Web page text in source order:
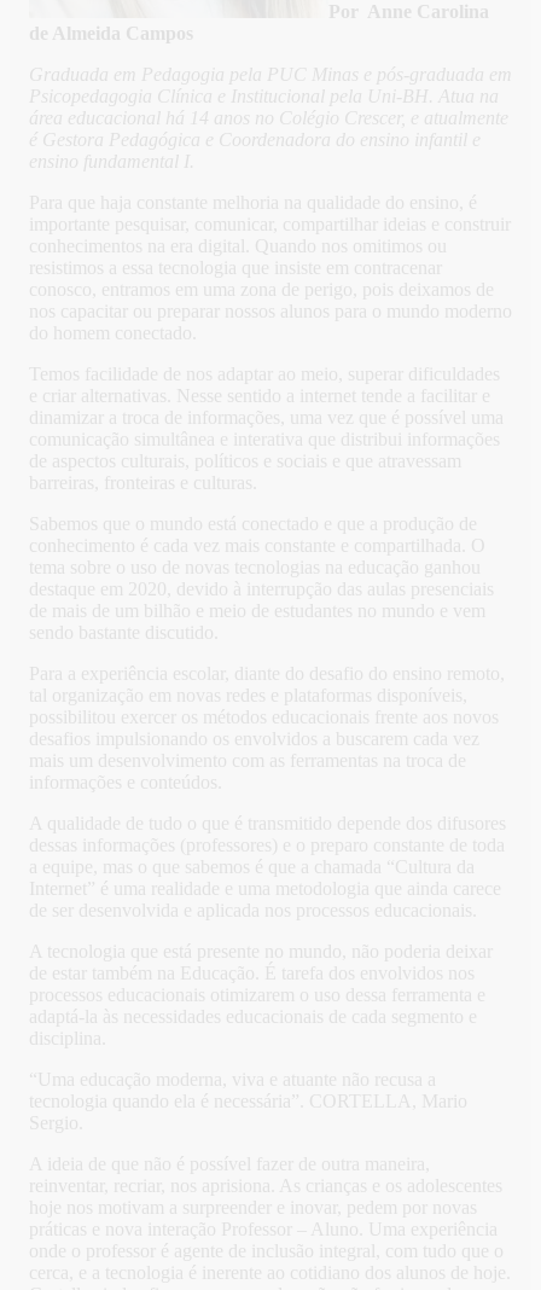
Por Anne Carolina
de Almeida Campos
Graduada em Pedagogia pela PUC Minas e pós-graduada em
Psicopedagogia Clínica e Institucional pela Uni-BH. Atua na
área educacional há 14 anos no Colégio Crescer, e atualmente
é Gestora Pedagógica e Coordenadora do ensino infantil e
ensino fundamental I.
Para que haja constante melhoria na qualidade do ensino, é
importante pesquisar, comunicar, compartilhar ideias e construir
conhecimentos na era digital. Quando nos omitimos ou
resistimos a essa tecnologia que insiste em contracenar
conosco, entramos em uma zona de perigo, pois deixamos de
nos capacitar ou preparar nossos alunos para o mundo moderno
do homem conectado.
Temos facilidade de nos adaptar ao meio, superar dificuldades
e criar alternativas. Nesse sentido a internet tende a facilitar e
dinamizar a troca de informações, uma vez que é possível uma
comunicação simultânea e interativa que distribui informações
de aspectos culturais, políticos e sociais e que atravessam
barreiras, fronteiras e culturas.
Sabemos que o mundo está conectado e que a produção de
conhecimento é cada vez mais constante e compartilhada. O
tema sobre o uso de novas tecnologias na educação ganhou
destaque em 2020, devido à interrupção das aulas presenciais
de mais de um bilhão e meio de estudantes no mundo e vem
sendo bastante discutido.
Para a experiência escolar, diante do desafio do ensino remoto,
tal organização em novas redes e plataformas disponíveis,
possibilitou exercer os métodos educacionais frente aos novos
desafios impulsionando os envolvidos a buscarem cada vez
mais um desenvolvimento com as ferramentas na troca de
informações e conteúdos.
A qualidade de tudo o que é transmitido depende dos difusores
dessas informações (professores) e o preparo constante de toda
a equipe, mas o que sabemos é que a chamada “Cultura da
Internet” é uma realidade e uma metodologia que ainda carece
de ser desenvolvida e aplicada nos processos educacionais.
A tecnologia que está presente no mundo, não poderia deixar
de estar também na Educação. É tarefa dos envolvidos nos
processos educacionais otimizarem o uso dessa ferramenta e
adaptá-la às necessidades educacionais de cada segmento e
disciplina.
“Uma educação moderna, viva e atuante não recusa a
tecnologia quando ela é necessária”. CORTELLA, Mario
Sergio.
A ideia de que não é possível fazer de outra maneira,
reinventar, recriar, nos aprisiona. As crianças e os adolescentes
hoje nos motivam a surpreender e inovar, pedem por novas
práticas e nova interação Professor – Aluno. Uma experiência
onde o professor é agente de inclusão integral, com tudo que o
cerca, e a tecnologia é inerente ao cotidiano dos alunos de hoje.